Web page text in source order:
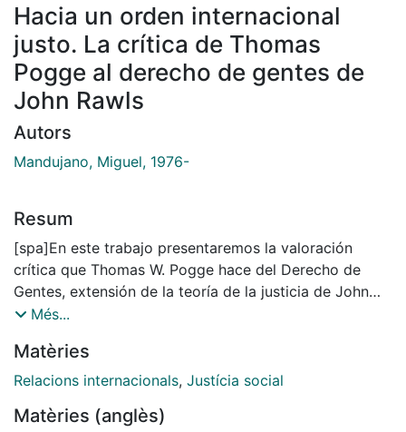
Hacia un orden internacional
justo. La crítica de Thomas
Pogge al derecho de gentes de
John Rawls
Autors
Mandujano, Miguel, 1976-
Resum
[spa]En este trabajo presentaremos la valoración
crítica que Thomas W. Pogge hace del Derecho de
Gentes, extensión de la teoría de la justicia de John
Rawls al ámbito internacional. Los argumentos de
liberal, pero muestran que es posible realizar una
interpretación de la Teoría de la Justicia según la
a las desigualdades sociales y económicas del mundo,
Més...
Matèries
Relacions internacionals, Justícia social
Matèries (anglès)